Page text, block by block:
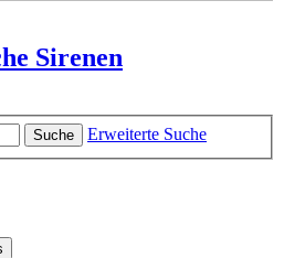
Sirenen
Suche
Erweiterte Suche